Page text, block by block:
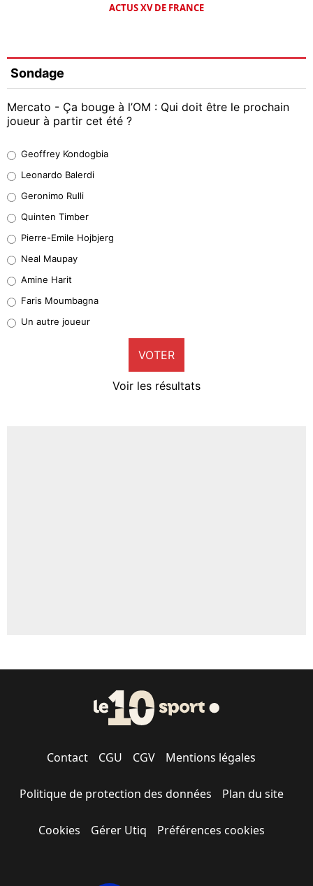
ACTUS XV DE FRANCE
Sondage
Mercato - Ça bouge à l’OM : Qui doit être le prochain
joueur à partir cet été ?
38%
32%
5%
1%
9%
Geoffrey Kondogbia
Leonardo Balerdi
Geronimo Rulli
Quinten Timber
Pierre-Emile Hojbjerg
Neal Maupay
Amine Harit
Faris Moumbagna
Un autre joueur
VOTER
Voir les résultats
Contact CGU CGV Mentions légales
Politique de protection des données Plan du site
Cookies Gérer Utiq Préférences cookies